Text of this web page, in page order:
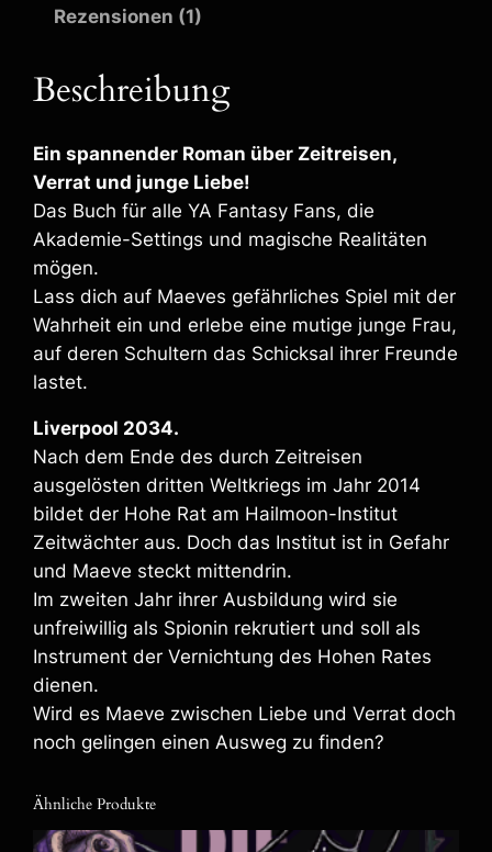
Rezensionen (1)
Beschreibung
Ein spannender Roman über Zeitreisen,
Verrat und junge Liebe!
Das Buch für alle YA Fantasy Fans, die
Akademie-Settings und magische Realitäten
mögen.
Lass dich auf Maeves gefährliches Spiel mit der
Wahrheit ein und erlebe eine mutige junge Frau,
auf deren Schultern das Schicksal ihrer Freunde
lastet.
Liverpool 2034.
Nach dem Ende des durch Zeitreisen
ausgelösten dritten Weltkriegs im Jahr 2014
bildet der Hohe Rat am Hailmoon-Institut
Zeitwächter aus. Doch das Institut ist in Gefahr
und Maeve steckt mittendrin.
Im zweiten Jahr ihrer Ausbildung wird sie
unfreiwillig als Spionin rekrutiert und soll als
Instrument der Vernichtung des Hohen Rates
dienen.
Wird es Maeve zwischen Liebe und Verrat doch
noch gelingen einen Ausweg zu finden?
Ähnliche Produkte